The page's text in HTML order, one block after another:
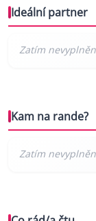
Ideální partner
Kam na rande?